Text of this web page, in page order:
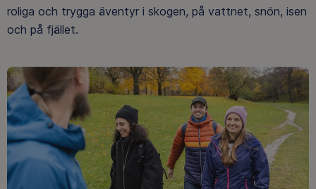
roliga och trygga äventyr i skogen, på vattnet, snön, isen
och på fjället.